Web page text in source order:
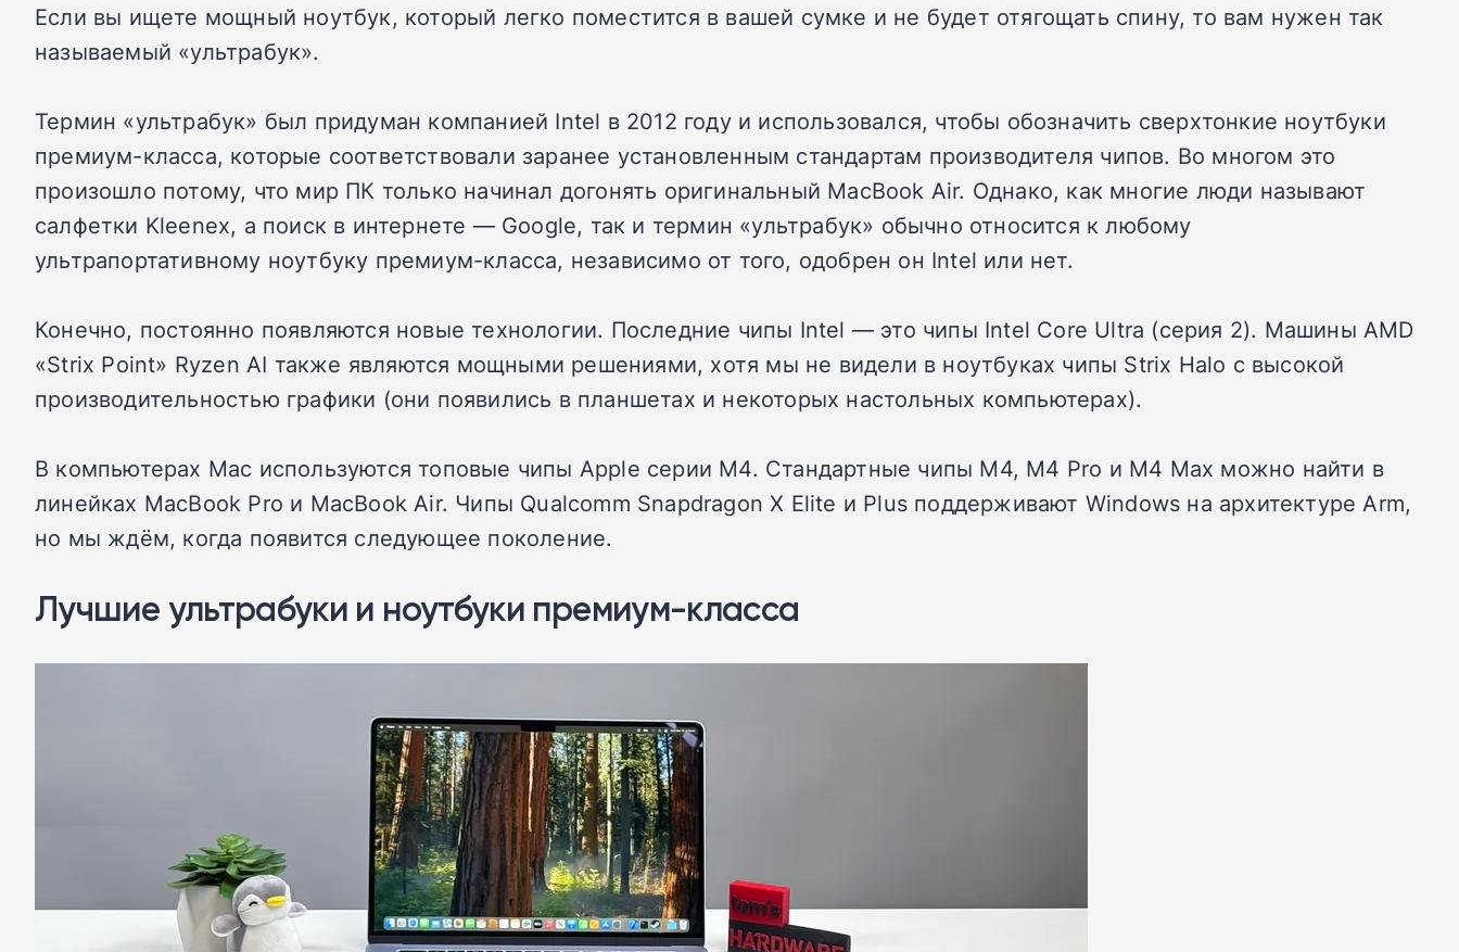
Если вы ищете мощный ноутбук, который легко поместится в вашей сумке и не будет отягощать спину, то вам нужен так
называемый «ультрабук».
Термин «ультрабук» был придуман компанией Intel в 2012 году и использовался, чтобы обозначить сверхтонкие ноутбуки
премиум-класса, которые соответствовали заранее установленным стандартам производителя чипов. Во многом это
произошло потому, что мир ПК только начинал догонять оригинальный MacBook Air. Однако, как многие люди называют
салфетки Kleenex, а поиск в интернете — Google, так и термин «ультрабук» обычно относится к любому
ультрапортативному ноутбуку премиум-класса, независимо от того, одобрен он Intel или нет.
Конечно, постоянно появляются новые технологии. Последние чипы Intel — это чипы Intel Core Ultra (серия 2). Машины AMD
«Strix Point» Ryzen AI также являются мощными решениями, хотя мы не видели в ноутбуках чипы Strix Halo с высокой
производительностью графики (они появились в планшетах и некоторых настольных компьютерах).
В компьютерах Mac используются топовые чипы Apple серии M4. Стандартные чипы M4, M4 Pro и M4 Max можно найти в
линейках MacBook Pro и MacBook Air. Чипы Qualcomm Snapdragon X Elite и Plus поддерживают Windows на архитектуре Arm,
но мы ждём, когда появится следующее поколение.
Лучшие ультрабуки и ноутбуки премиум-класса